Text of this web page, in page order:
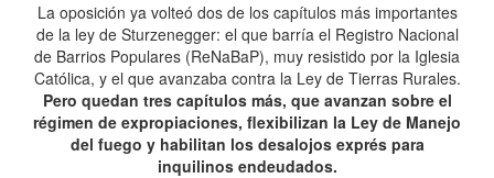
La oposición ya volteó dos de los capítulos más importantes
de la ley de Sturzenegger: el que barría el Registro Nacional
de Barrios Populares (ReNaBaP), muy resistido por la Iglesia
Católica, y el que avanzaba contra la Ley de Tierras Rurales.
Pero quedan tres capítulos más, que avanzan sobre el
régimen de expropiaciones, flexibilizan la Ley de Manejo
del fuego y habilitan los desalojos exprés para
inquilinos endeudados.